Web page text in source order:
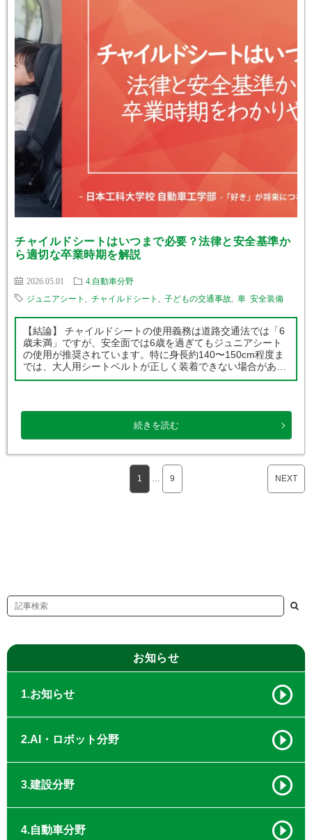
チャイルドシートはいつまで必要？法律と安全基準か
ら適切な卒業時期を解説
2026.05.01 4.自動車分野
ジュニアシート チャイルドシート 子どもの交通事故 車 安全装備
【結論】 チャイルドシートの使用義務は道路交通法では「6
歳未満」ですが、安全面では6歳を過ぎてもジュニアシート
の使用が推奨されています。特に身長約140〜150cm程度ま
では、大人用シートベルトが正しく装着できない場合があ
り、年齢よりも体格を基準に判断することが重要です。 【こ
続きを読む
1 … 9 NEXT
お知らせ
1.お知らせ
2.AI・ロボット分野
3.建設分野
4.自動車分野